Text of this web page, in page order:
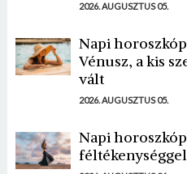
2026. AUGUSZTUS 05.
Napi
Vénusz, a kis
vált
2026. AUGUSZTUS 05.
Napi